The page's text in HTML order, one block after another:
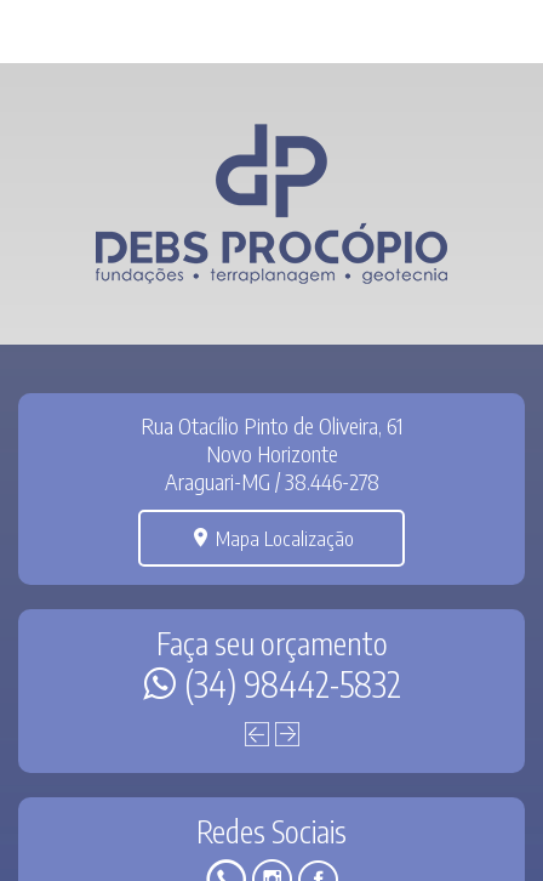
Rua Otacílio Pinto de Oliveira, 61
Novo Horizonte
Araguari-MG / 38.446-278
Mapa Localização
Faça seu orçamento
(34) 98442-5832
Redes Sociais